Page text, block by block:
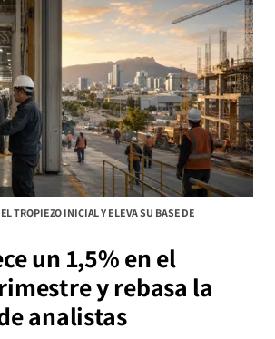
TROPIEZO INICIAL Y ELEVA SU BASE DE
un 1,5% en el
y rebasa la
analistas